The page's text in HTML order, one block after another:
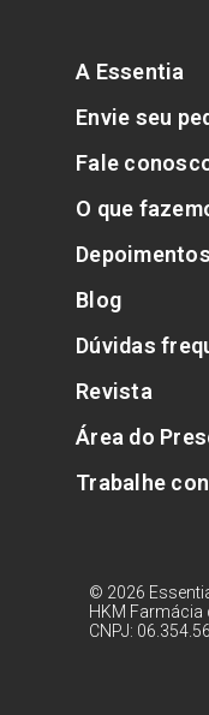
A Essentia
Envie seu
Fale
O que
Depoimentos
Blog
Dúvidas
Revista
Área do
Trabalhe
© 2026
HKM
CNPJ: